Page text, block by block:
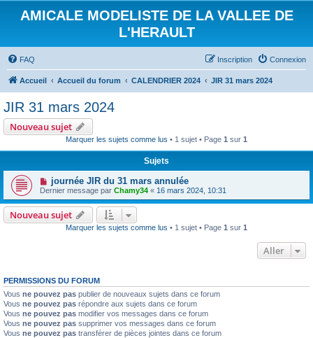
AMICALE MODELISTE DE LA VALLEE DE
L'HERAULT
FAQ Connexion
Inscription
Accueil Accueil du forum CALENDRIER 2024 JIR 31 mars 2024
JIR 31 mars 2024
Nouveau sujet
Marquer les sujets comme lus • 1 sujet • Page 1 sur 1
Sujets
journée JIR du 31 mars annulée
Dernier message par Chamy34 « 16 mars 2024, 10:31
Nouveau sujet
Marquer les sujets comme lus • 1 sujet • Page 1 sur 1
Aller
PERMISSIONS DU FORUM
Vous ne pouvez pas publier de nouveaux sujets dans ce forum
Vous ne pouvez pas répondre aux sujets dans ce forum
Vous ne pouvez pas modifier vos messages dans ce forum
Vous ne pouvez pas supprimer vos messages dans ce forum
Vous ne pouvez pas transférer de pièces jointes dans ce forum